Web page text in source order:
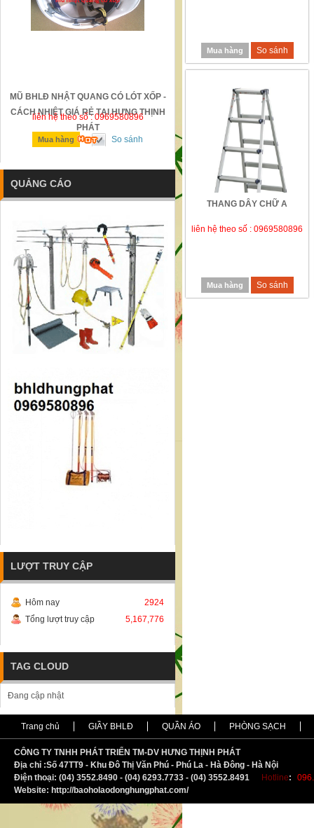
Mua hàng So sánh
THANG DÂY CHỮ A
liên hệ theo số : 0969580896
Mua hàng So sánh
MŨ BHLĐ NHẬT QUANG CÓ LÓT XỐP -
CÁCH NHIỆT GIÁ RẺ TẠI HƯNG THỊNH
PHÁT
liên hệ theo số : 0969580896
Mua hàng So sánh
GỜ GIẢM TỐC BẰNG THÉP
liên hệ theo số : 0969580896
Mua hàng
QUẢNG CÁO
LƯỢT TRUY CẬP
Hôm nay
2924
Tổng lượt truy cập
5,167,776
TAG CLOUD
Đang cập nhật
Trang chủ GIẦY BHLĐ QUẦN ÁO PHÒNG SẠCH
CÔNG TY TNHH PHÁT TRIỂN TM-DV HƯNG THỊNH PHÁT
Địa chỉ :Số 47TT9 - Khu Đô Thị Văn Phú - Phú La - Hà Đông - Hà Nội
Điện thoại: (04) 3552.8490 - (04) 6293.7733 - (04) 3552.8491
Hotline:
Website: http://baoholaodonghungphat.com/